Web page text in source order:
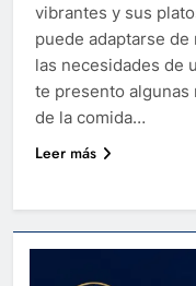
vibrantes y sus
puede adaptarse
las necesidades de
te presento algunas
de la comida…
Leer más